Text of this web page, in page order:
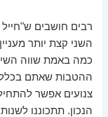
רבים חושבים
השני קצת יותר
כמה באמת שווה
ההטבות שאתם בכלל
צנועים אפשר
הנכון. תתכוננו